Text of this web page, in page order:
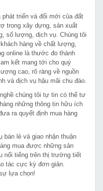
triển và đổi mới của đất
trong xây dựng, sản xuất
số lượng, dịch vụ. Chúng tôi
hàng về chất lượng,
online là thước đo thành
kết mang tới cho quý
cao, rõ ràng về nguồn
và dịch vụ hậu mãi chu đáo.
chúng tôi tự tin có thể tư
những thông tin hữu ích
ra quyết định mua hàng
bán lẻ và giao nhận thuận
mua được những sản
nổi tiếng trên thị trường tiết
tác cực kỳ đơn giản.
lựa chọn!